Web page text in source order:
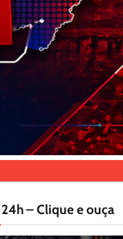
– Clique e ouça